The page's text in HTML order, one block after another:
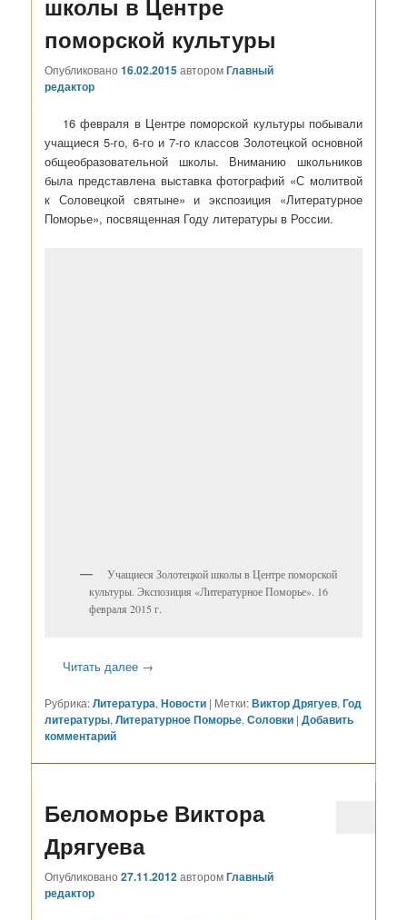
школы в Центре
поморской культуры
Опубликовано16.02.2015авторомГлавный
редактор
16 февраля в Центре поморской культуры побывали
учащиеся 5-го, 6-го и 7-го классов Золотецкой основной
общеобразовательной школы. Вниманию школьников
была представлена выставка фотографий «С молитвой
к Соловецкой святыне» и экспозиция «Литературное
Поморье», посвященная Году литературы в России.
Учащиеся Золотецкой школы в Центре поморской
культуры. Экспозиция «Литературное Поморье». 16
февраля 2015 г.
Читать далее →
Рубрика:Литература,Новости | Метки:Виктор Дрягуев,Год
литературы,Литературное Поморье,Соловки |Добавить
комментарий
Беломорье Виктора
Дрягуева
Опубликовано27.11.2012авторомГлавный
редактор